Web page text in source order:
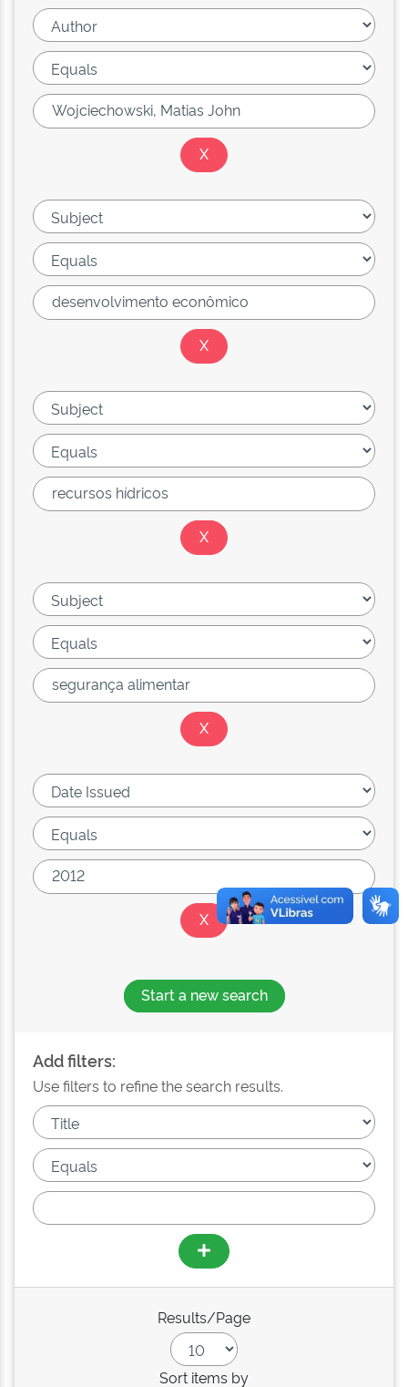
Start a new search
Add filters:
Use filters to refine the search results.
Results/Page
Sort items by